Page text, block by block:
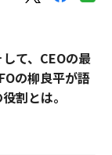
て、CEOの最
の柳良平が語
割とは。